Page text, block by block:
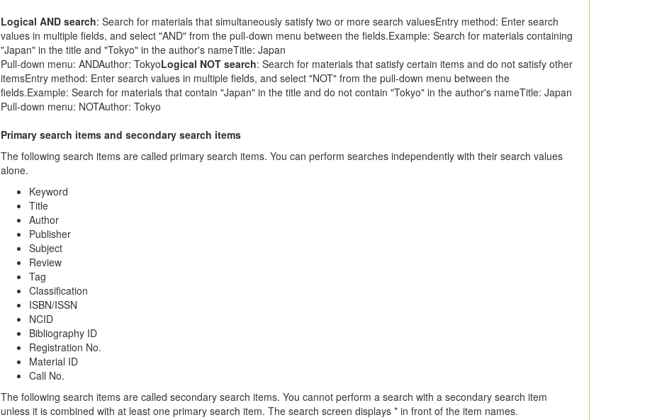
Logical AND search: Search for materials that simultaneously satisfy two or more search valuesEntry method: Enter search
values in multiple fields, and select "AND" from the pull-down menu between the fields.Example: Search for materials containing
"Japan" in the title and "Tokyo" in the author's nameTitle: Japan
Pull-down menu: ANDAuthor: TokyoLogical NOT search: Search for materials that satisfy certain items and do not satisfy other
itemsEntry method: Enter search values in multiple fields, and select "NOT" from the pull-down menu between the
fields.Example: Search for materials that contain "Japan" in the title and do not contain "Tokyo" in the author's nameTitle: Japan
Pull-down menu: NOTAuthor: Tokyo
Primary search items and secondary search items
The following search items are called primary search items. You can perform searches independently with their search values
alone.
Keyword
Title
Author
Publisher
Subject
Review
Tag
Classification
ISBN/ISSN
NCID
Bibliography ID
Registration No.
Material ID
Call No.
The following search items are called secondary search items. You cannot perform a search with a secondary search item
unless it is combined with at least one primary search item. The search screen displays * in front of the item names.